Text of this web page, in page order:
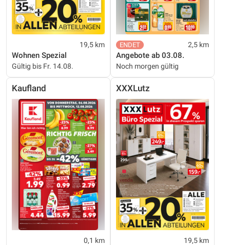
19,5 km
Wohnen Spezial
Gültig bis Fr. 14.08.
2,5 km
Angebote ab 03.08.
Noch morgen gültig
Kaufland
0,1 km
XXXLutz
19,5 km